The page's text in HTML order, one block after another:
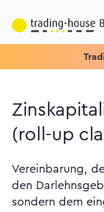
(roll-up
Vereinbarung,
den
sondern dem